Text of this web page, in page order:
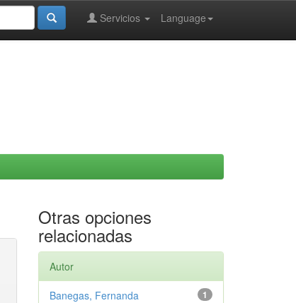
Language
Servicios
Otras opciones
relacionadas
Autor
1
Banegas, Fernanda